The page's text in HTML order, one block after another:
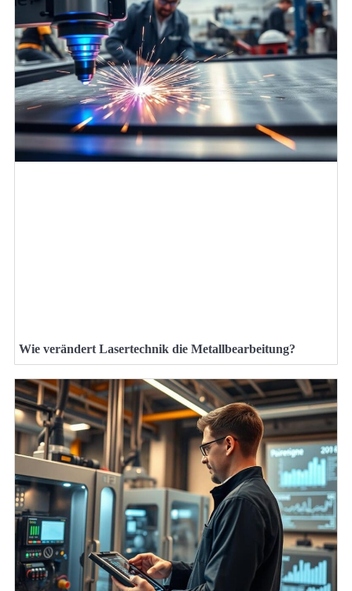
Wie verändert Lasertechnik die Metallbearbeitung?